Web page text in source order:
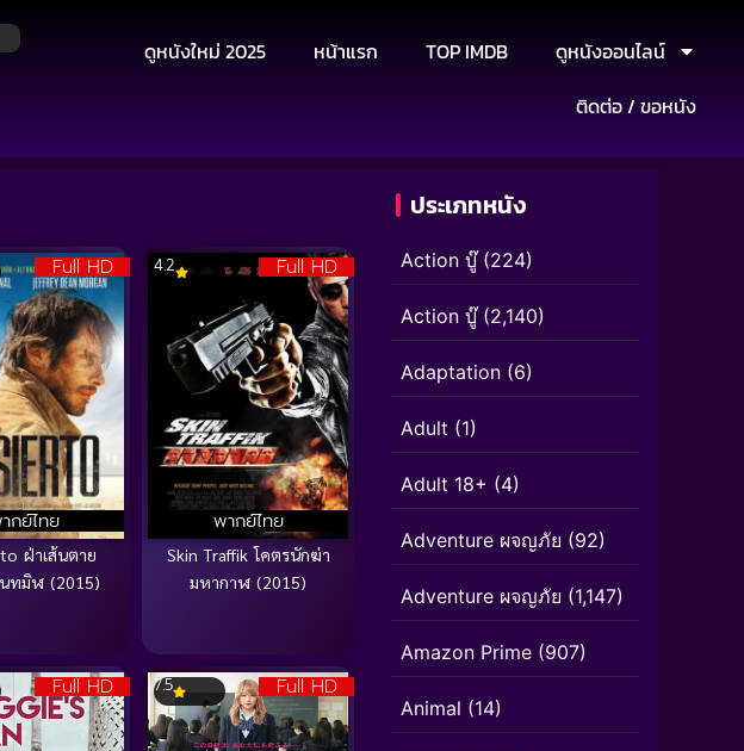
ดูหนังใหม่ 2025 หน้าแรก TOP IMDB
ดูหนังออนไลน์
ติดต่อ / ขอหนัง
Full HD
กย์ไทย
ฝ่าเส้นตาย
ทมิฬ (2015)
Full HD
พากย์ไทย
4.2
Skin Traffik โคตรนักฆ่า
มหากาฬ (2015)
Full HD Full HD
7.5
ประเภทหนัง
Action บู๊(224)
Action บู๊(2,140)
Adaptation (6)
Adult (1)
Adult 18+ (4)
Adventure ผจญภัย (92)
Adventure ผจญภัย (1,147)
Amazon Prime (907)
Animal (14)